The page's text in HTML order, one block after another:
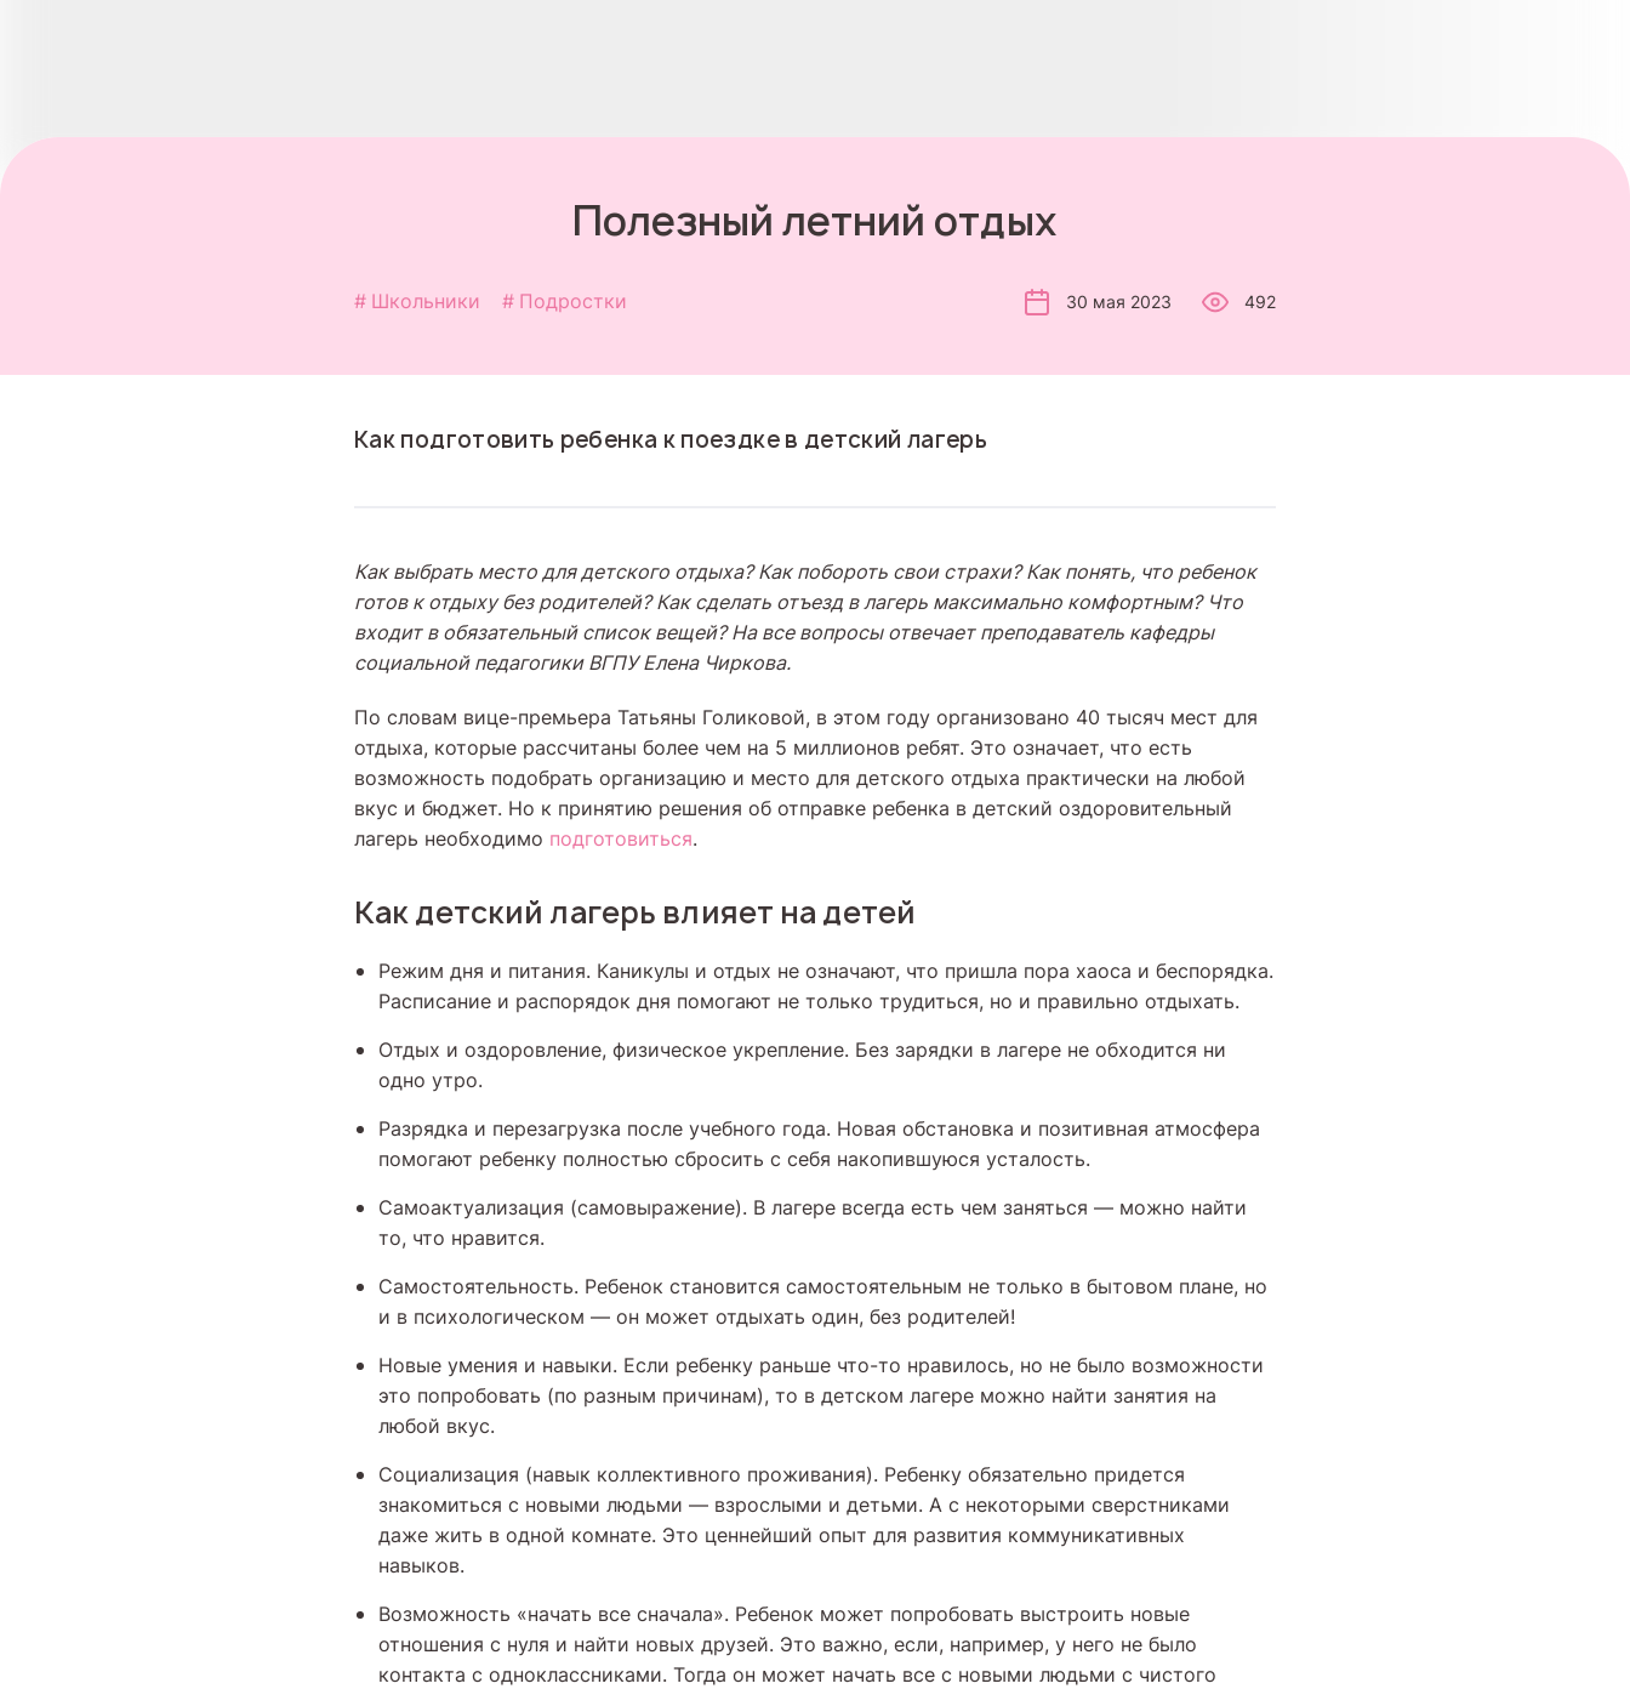
Полезный летний отдых
Школьники Подростки 30 мая 2023 492
Как подготовить ребенка к поездке в детский лагерь
Как выбрать место для детского отдыха? Как побороть свои страхи? Как понять, что ребенок
готов к отдыху без родителей? Как сделать отъезд в лагерь максимально комфортным? Что
входит в обязательный список вещей? На все вопросы отвечает преподаватель кафедры
социальной педагогики ВГПУ Елена Чиркова.
По словам вице-премьера Татьяны Голиковой, в этом году организовано 40 тысяч мест для
отдыха, которые рассчитаны более чем на 5 миллионов ребят. Это означает, что есть
возможность подобрать организацию и место для детского отдыха практически на любой
вкус и бюджет. Но к принятию решения об отправке ребенка в детский оздоровительный
лагерь необходимо подготовиться.
Как детский лагерь влияет на детей
Режим дня и питания. Каникулы и отдых не означают, что пришла пора хаоса и беспорядка.
Расписание и распорядок дня помогают не только трудиться, но и правильно отдыхать.
Отдых и оздоровление, физическое укрепление. Без зарядки в лагере не обходится ни
одно утро.
Разрядка и перезагрузка после учебного года. Новая обстановка и позитивная атмосфера
помогают ребенку полностью сбросить с себя накопившуюся усталость.
Самоактуализация (самовыражение). В лагере всегда есть чем заняться — можно найти
то, что нравится.
Самостоятельность. Ребенок становится самостоятельным не только в бытовом плане, но
и в психологическом — он может отдыхать один, без родителей!
Новые умения и навыки. Если ребенку раньше что-то нравилось, но не было возможности
это попробовать (по разным причинам), то в детском лагере можно найти занятия на
любой вкус.
Социализация (навык коллективного проживания). Ребенку обязательно придется
знакомиться с новыми людьми — взрослыми и детьми. А с некоторыми сверстниками
даже жить в одной комнате. Это ценнейший опыт для развития коммуникативных
навыков.
Возможность «начать все сначала». Ребенок может попробовать выстроить новые
отношения с нуля и найти новых друзей. Это важно, если, например, у него не было
контакта с одноклассниками. Тогда он может начать все с новыми людьми с чистого